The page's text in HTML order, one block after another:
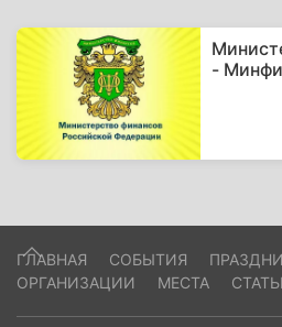
-
ГЛАВНАЯ СОБЫТИЯ
ОРГАНИЗАЦИИ
МЕСТА